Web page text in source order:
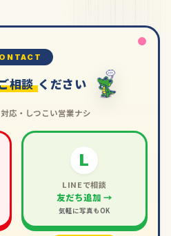
相談 ください
応・しつこい営業ナシ
L
LINEで相談
友だち追加 →
気軽に写真もOK